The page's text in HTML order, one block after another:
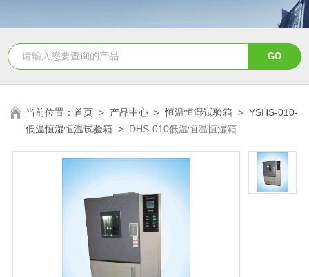
当前位置：首页 > 产品中心 >恒温恒湿试验箱 >YSHS-010-
低温恒湿恒温试验箱 > DHS-010低温恒温恒湿箱